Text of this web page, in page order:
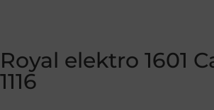
Royal elektro 1601
1116